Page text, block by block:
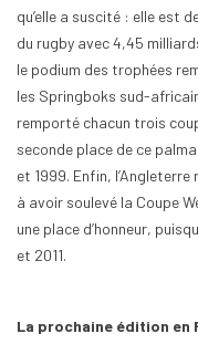
qu’elle a suscité : elle est
du rugby avec 4,45
le podium des trophées
les Springboks sud-
remporté chacun trois
seconde place de ce
et 1999. Enfin,
à avoir soulevé la Coupe
une place d’honneur,
et 2011.
La prochaine édition en